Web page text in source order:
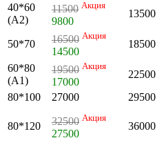
40*60
(А2)
11500 Акция
9800
13500
50*70 16500 Акция
14500
18500
60*80
(А1)
19500 Акция
17000
22500
80*100
27000 29500
80*120 32500 Акция
27500
36000